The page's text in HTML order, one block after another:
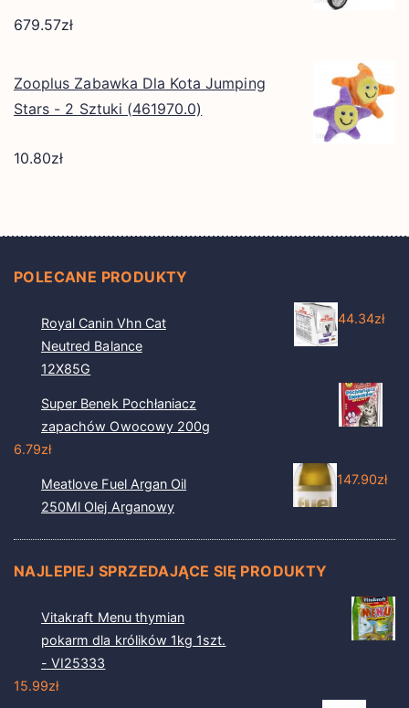
679.57zł
Zooplus Zabawka Dla Kota Jumping
Stars - 2 Sztuki (461970.0)
10.80zł
POLECANE PRODUKTY
Royal Canin Vhn Cat
Neutred Balance
12X85G
44.34zł
Super Benek Pochłaniacz
zapachów Owocowy 200g
6.79zł
Meatlove Fuel Argan Oil
250Ml Olej Arganowy
147.90zł
NAJLEPIEJ SPRZEDAJĄCE SIĘ PRODUKTY
Vitakraft Menu thymian
pokarm dla królików 1kg 1szt.
- VI25333
15.99zł